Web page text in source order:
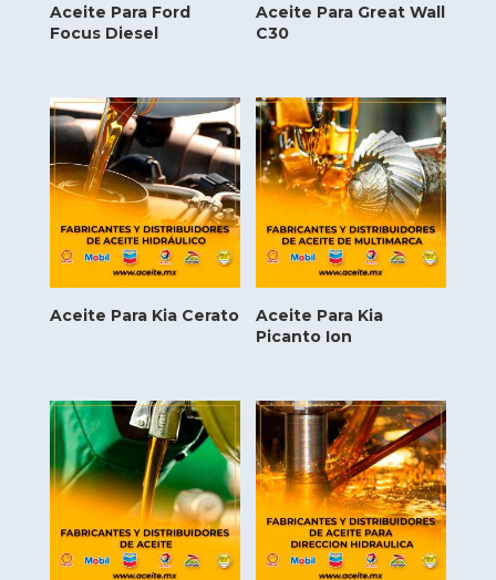
Aceite Para Ford
Focus Diesel
Aceite Para Great Wall
C30
Aceite Para Kia Cerato
Aceite Para Kia
Picanto Ion